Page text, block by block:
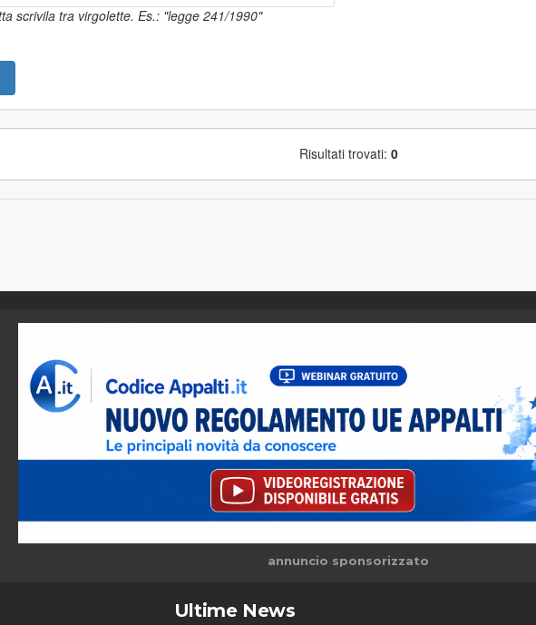
scrivila tra virgolette. Es.: "legge 241/1990"
Risultati trovati: 0
annuncio sponsorizzato
Ultime News